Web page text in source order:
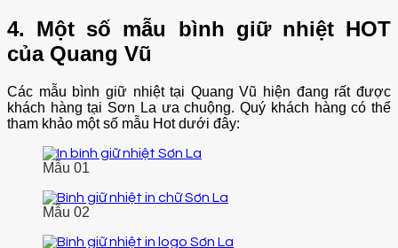
4. Một số mẫu bình giữ nhiệt HOT
của Quang Vũ
Các mẫu bình giữ nhiệt tại Quang Vũ hiện đang rất được
khách hàng tại Sơn La ưa chuộng. Quý khách hàng có thể
tham khảo một số mẫu Hot dưới đây:
Mẫu 01
Mẫu 02